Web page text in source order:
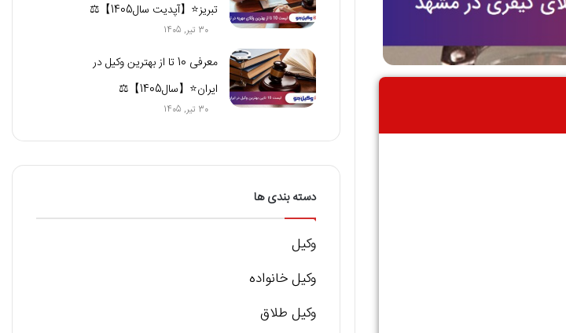
تبریز⭐【آپدیت سال1405】⚖️
30 تیر, 1405
معرفی 10 تا از بهترین وکیل در
ایران⭐【سال1405】⚖️
30 تیر, 1405
دسته بندی ها
وکیل
وکیل خانواده
وکیل طلاق